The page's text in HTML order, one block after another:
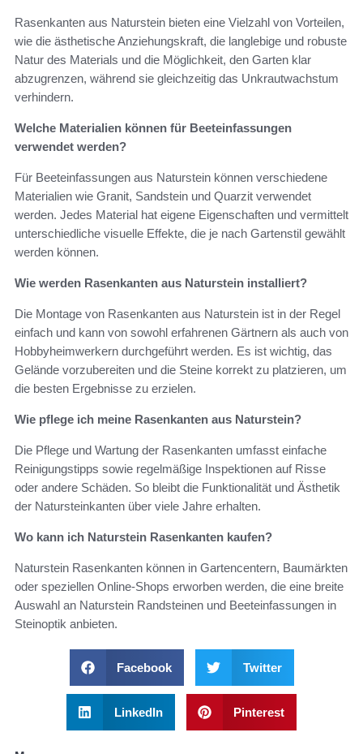
Rasenkanten aus Naturstein bieten eine Vielzahl von Vorteilen,
wie die ästhetische Anziehungskraft, die langlebige und robuste
Natur des Materials und die Möglichkeit, den Garten klar
abzugrenzen, während sie gleichzeitig das Unkrautwachstum
verhindern.
Welche Materialien können für Beeteinfassungen
verwendet werden?
Für Beeteinfassungen aus Naturstein können verschiedene
Materialien wie Granit, Sandstein und Quarzit verwendet
werden. Jedes Material hat eigene Eigenschaften und vermittelt
unterschiedliche visuelle Effekte, die je nach Gartenstil gewählt
werden können.
Wie werden Rasenkanten aus Naturstein installiert?
Die Montage von Rasenkanten aus Naturstein ist in der Regel
einfach und kann von sowohl erfahrenen Gärtnern als auch von
Hobbyheimwerkern durchgeführt werden. Es ist wichtig, das
Gelände vorzubereiten und die Steine korrekt zu platzieren, um
die besten Ergebnisse zu erzielen.
Wie pflege ich meine Rasenkanten aus Naturstein?
Die Pflege und Wartung der Rasenkanten umfasst einfache
Reinigungstipps sowie regelmäßige Inspektionen auf Risse
oder andere Schäden. So bleibt die Funktionalität und Ästhetik
der Natursteinkanten über viele Jahre erhalten.
Wo kann ich Naturstein Rasenkanten kaufen?
Naturstein Rasenkanten können in Gartencentern, Baumärkten
oder speziellen Online-Shops erworben werden, die eine breite
Auswahl an Naturstein Randsteinen und Beeteinfassungen in
Steinoptik anbieten.
Facebook Twitter
LinkedIn Pinterest